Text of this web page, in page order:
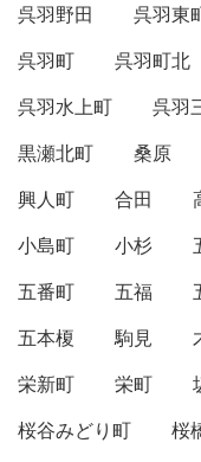
呉羽野田
呉羽東
呉羽町
呉羽町北
呉羽水上町
呉羽
黒瀬北町
桑原
興人町
合田
小島町
小杉
五番町
五福
五本榎
駒見
栄新町
栄町
桜谷みどり町
桜